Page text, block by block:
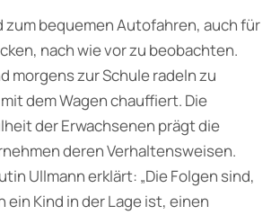
zum bequemen Autofahren, auch für
nach wie vor zu beobachten.
morgens zur Schule radeln zu
dem Wagen chauffiert. Die
der Erwachsenen prägt die
deren Verhaltensweisen.
Ullmann erklärt: „Die Folgen sind,
ein Kind in der Lage ist, einen